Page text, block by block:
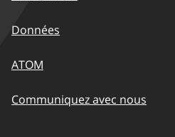
Données
ATOM
Communiquez avec nous